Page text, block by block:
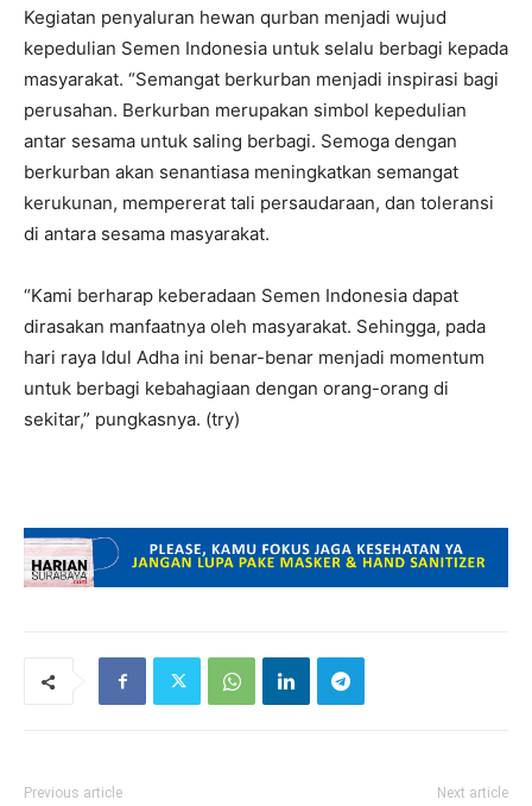
Kegiatan penyaluran hewan qurban menjadi wujud
kepedulian Semen Indonesia untuk selalu berbagi kepada
masyarakat. “Semangat berkurban menjadi inspirasi bagi
perusahan. Berkurban merupakan simbol kepedulian
antar sesama untuk saling berbagi. Semoga dengan
berkurban akan senantiasa meningkatkan semangat
kerukunan, mempererat tali persaudaraan, dan toleransi
di antara sesama masyarakat.
“Kami berharap keberadaan Semen Indonesia dapat
dirasakan manfaatnya oleh masyarakat. Sehingga, pada
hari raya Idul Adha ini benar-benar menjadi momentum
untuk berbagi kebahagiaan dengan orang-orang di
sekitar,” pungkasnya. (try)
Previous article Next article